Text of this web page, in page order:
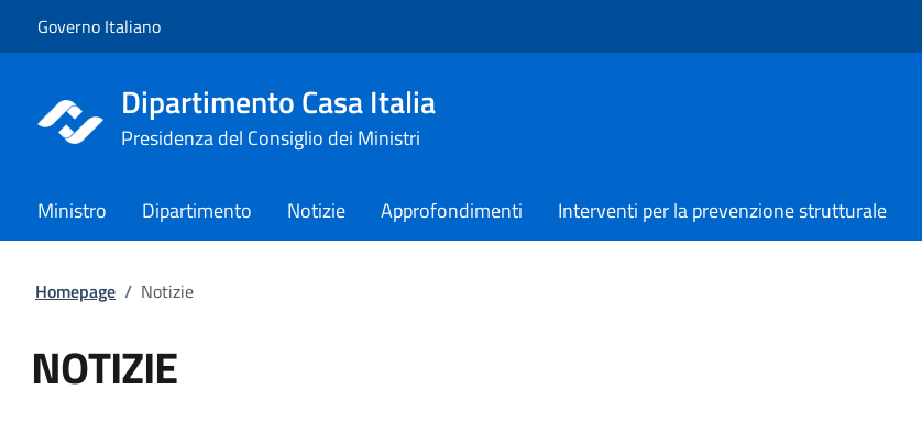
Governo Italiano
Dipartimento Casa Italia
Presidenza del Consiglio dei Ministri
Ministro Dipartimento Notizie Approfondimenti Interventi per la prevenzione strutturale
Homepage / Notizie
NOTIZIE